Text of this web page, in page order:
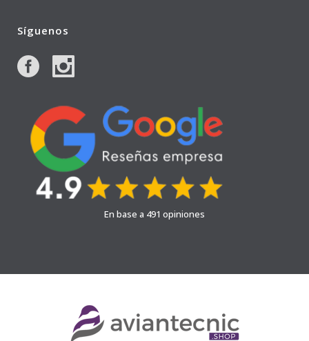
Síguenos
En base a 491 opiniones